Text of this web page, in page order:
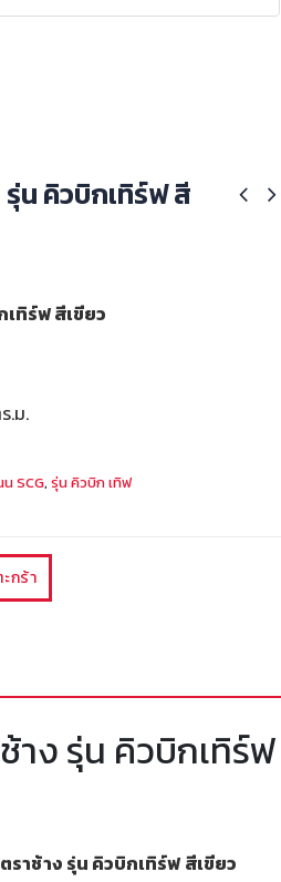
น คิวบิกเทิร์ฟ สี
ทิร์ฟ สีเขียว
.ม.
SCG, รุ่น คิวบิก เทิฟ
กร้า
ง รุ่น คิวบิกเทิร์ฟ
ช้าง รุ่น คิวบิกเทิร์ฟ สีเขียว